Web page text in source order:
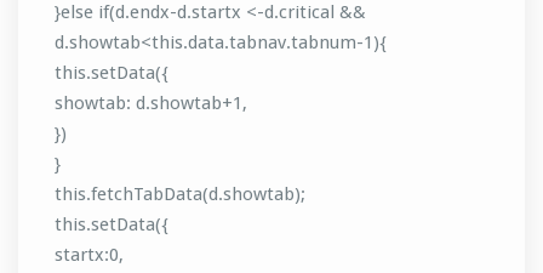
}else if(d.endx-d.startx <-d.critical &&
d.showtab<this.data.tabnav.tabnum-1){
this.setData({
showtab: d.showtab+1,
})
}
this.fetchTabData(d.showtab);
this.setData({
startx:0,